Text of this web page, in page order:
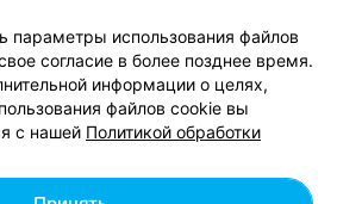
вопросам сотрудничества
руководителю relax.by
настройки cookie
персональных данных
параметры использования файлов
согласие в более позднее время.
информации о целях,
файлов cookie вы
с нашей Политикой обработки